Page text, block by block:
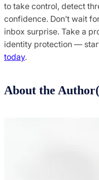
to take control, detect
confidence. Don’t wait
inbox surprise. Take a
identity protection —
today.
About the